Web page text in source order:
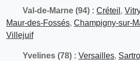
Val-de-Marne (94) : Créteil ,
Maur-des-Fossés, Champigny-sur-
Villejuif
Yvelines (78) : Versailles,